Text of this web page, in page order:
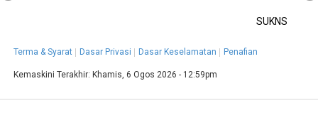
SUKNS
Terma & Syarat Dasar Privasi Dasar Keselamatan Penafian
Kemaskini Terakhir: Khamis, 6 Ogos 2026 - 12:59pm